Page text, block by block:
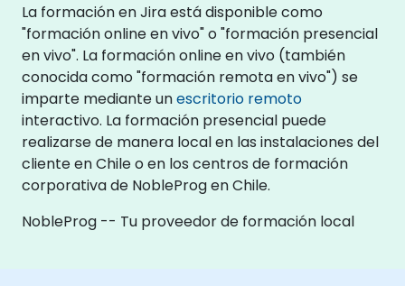
La formación en Jira está disponible como
"formación online en vivo" o "formación presencial
en vivo". La formación online en vivo (también
conocida como "formación remota en vivo") se
imparte mediante unescritorio remoto
interactivo. La formación presencial puede
realizarse de manera local en las instalaciones del
cliente en Chile o en los centros de formación
corporativa de NobleProg en Chile.
NobleProg -- Tu proveedor de formación local